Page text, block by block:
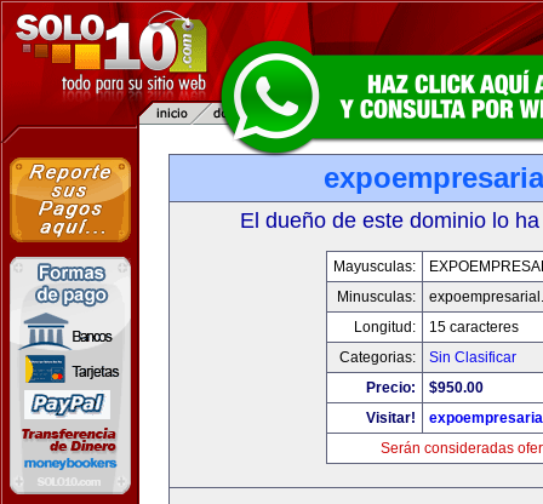
El dueño de este dominio lo
Mayusculas:
Minusculas:
Longitud:
15 caracteres
Categorias:
Sin Clasificar
Precio:
$950.00
Visitar!
Serán consideradas